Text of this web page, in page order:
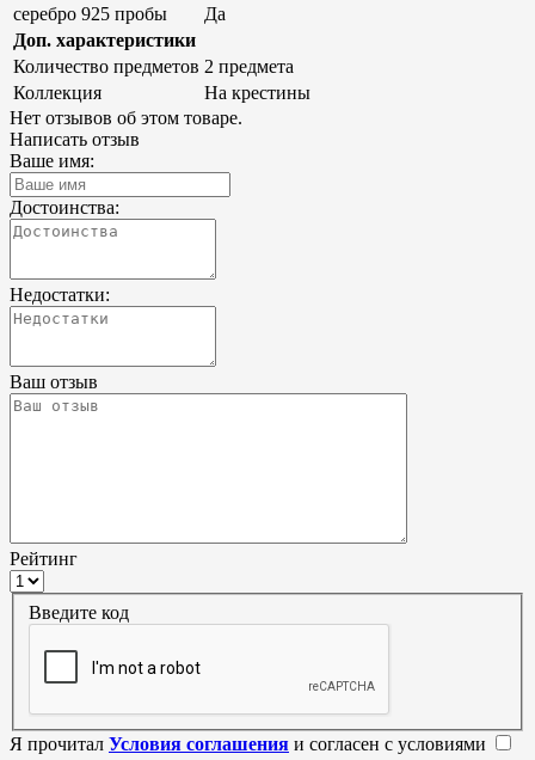
серебро 925 пробы
Да
Доп. характеристики
Количество предметов 2 предмета
Коллекция
На крестины
Нет отзывов об этом товаре.
Написать отзыв
Ваше имя:
Достоинства:
Недостатки:
Ваш отзыв
Рейтинг
Введите код
Я прочитал Условия соглашения и согласен с условиями